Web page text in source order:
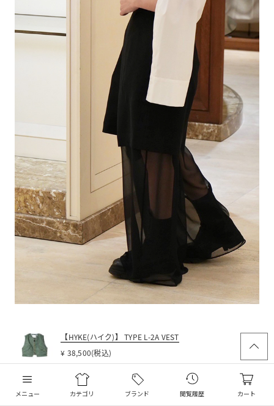
メニュー カテゴリ ブランド 閲覧履歴 カート
【HYKE(ハイク)】 TYPE L-2A VEST
¥ 38,500(税込)
【PARIGOT(パリゴ)】 ケープデザインシャツ
¥ 19,800(税込)